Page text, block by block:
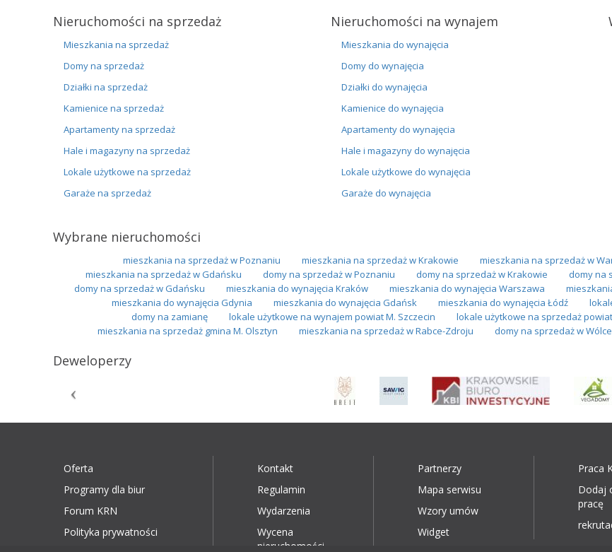
Nieruchomości na sprzedaż
Mieszkania na sprzedaż
Domy na sprzedaż
Działki na sprzedaż
Kamienice na sprzedaż
Apartamenty na sprzedaż
Hale i magazyny na sprzedaż
Lokale użytkowe na sprzedaż
Garaże na sprzedaż
Nieruchomości na wynajem
Mieszkania do wynajęcia
Domy do wynajęcia
Działki do wynajęcia
Kamienice do wynajęcia
Apartamenty do wynajęcia
Hale i magazyny do wynajęcia
Lokale użytkowe do wynajęcia
Garaże do wynajęcia
Wybrane nieruchomości
mieszkania na sprzedaż w Poznaniu mieszkania na sprzedaż w Krakowie mieszkania na sprzedaż w
mieszkania na sprzedaż w Gdańsku
domy na sprzedaż w Poznaniu domy na sprzedaż w Krakowie domy na
domy na sprzedaż w Gdańsku
mieszkania do wynajęcia Kraków mieszkania do wynajęcia Warszawa
mieszkania do wynajęcia Gdynia
mieszkania do wynajęcia Gdańsk mieszkania do wynajęcia Łódź
domy na zamianę
lokale użytkowe na wynajem powiat M. Szczecin lokale użytkowe na sprzedaż
mieszkania na sprzedaż gmina M. Olsztyn
mieszkania na sprzedaż w Rabce-Zdroju domy na sprzedaż w
Deweloperzy
Oferta
Programy dla biur
Forum KRN
Polityka prywatności
Kontakt
Regulamin
Wydarzenia
Wycena
nieruchomości
Partnerzy
Mapa serwisu
Wzory umów
Widget
Praca
Dodaj
pracę